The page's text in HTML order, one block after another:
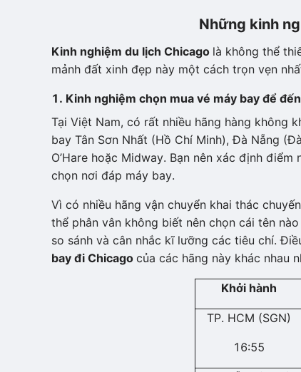
Những kinh
Kinh nghiệm du lịch Chicago là không thể
mảnh đất xinh đẹp này một cách trọn vẹn
1. Kinh nghiệm chọn mua vé máy bay để
Tại Việt Nam, có rất nhiều hãng hàng không
bay Tân Sơn Nhất (Hồ Chí Minh), Đà Nẵng
O’Hare hoặc Midway. Bạn nên xác định
chọn nơi đáp máy bay.
Vì có nhiều hãng vận chuyển khai thác
thể phân vân không biết nên chọn cái tên
so sánh và cân nhắc kĩ lưỡng các tiêu chí.
bay đi Chicago của các hãng này khác nhau
Khởi hành
TP. HCM (SGN)
16:55